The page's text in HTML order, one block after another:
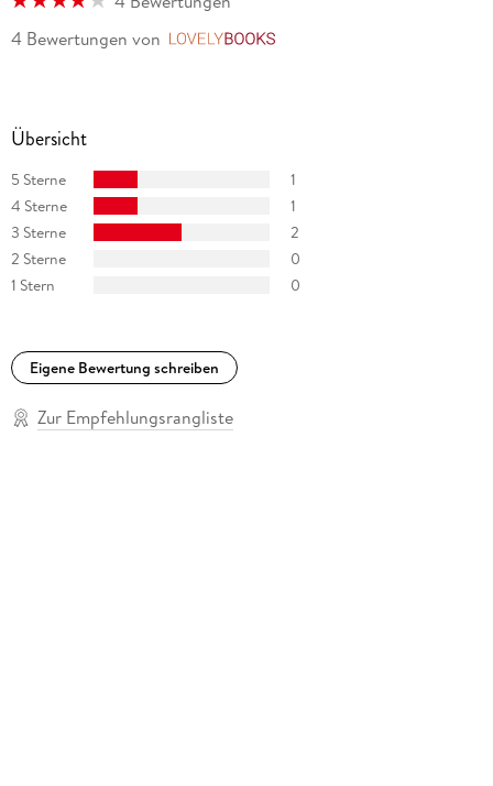
4 Bewertungen von
Übersicht
5 Sterne
1
4 Sterne
1
3 Sterne
2
2 Sterne
0
1 Stern
0
Eigene Bewertung schreiben
Zur Empfehlungsrangliste